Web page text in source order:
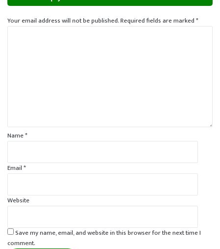
Your email address will not be published.Required fields are marked*
Name*
Email*
Website
Save my name, email, and website in this browser for the next time I
comment.